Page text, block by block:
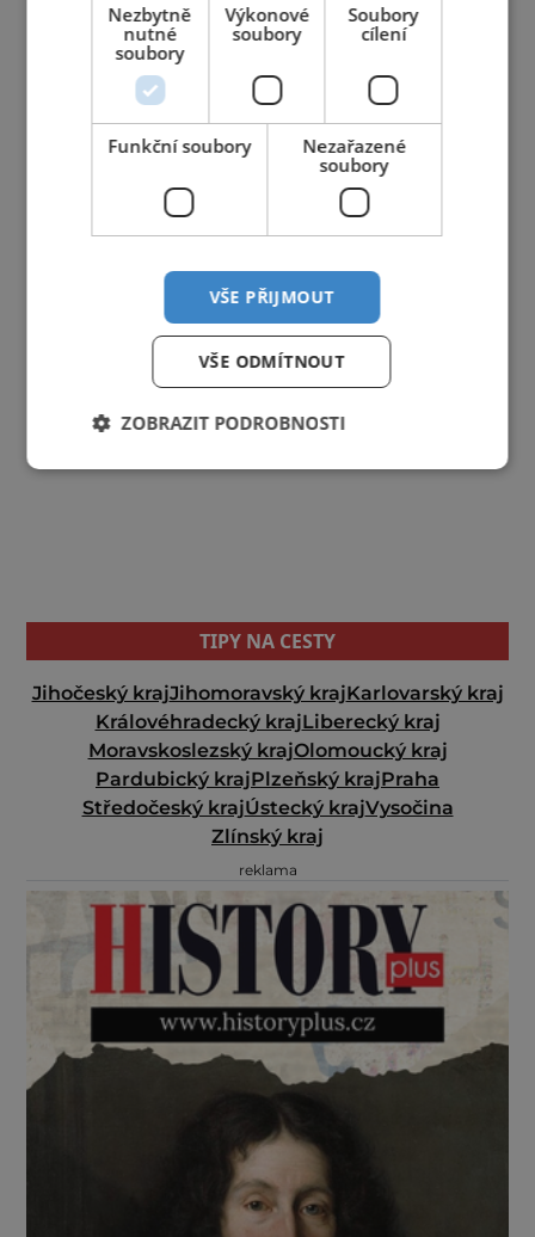
1 3 5
TIPY NA CESTY
Jihočeský krajJihomoravský krajKarlovarský kraj
Královéhradecký krajLiberecký kraj
Moravskoslezský krajOlomoucký kraj
Pardubický krajPlzeňský krajPraha
Středočeský krajÚstecký krajVysočina
Zlínský kraj
reklama
Nezbytně
nutné
soubory
Výkonové
soubory
Soubory
cílení
Funkční soubory
Nezařazené
soubory
VŠE PŘIJMOUT
VŠE ODMÍTNOUT
ZOBRAZIT PODROBNOSTI